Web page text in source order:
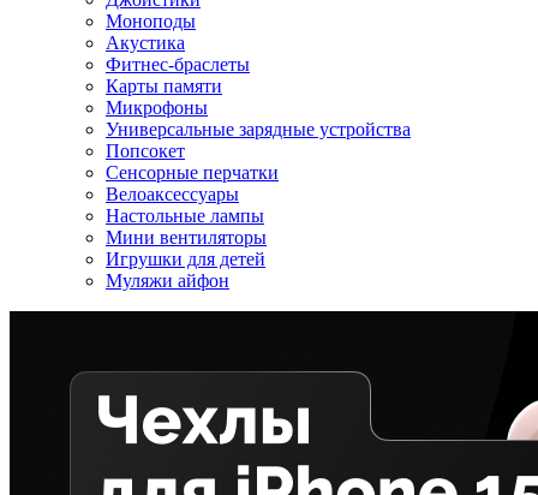
Моноподы
Акустика
Фитнес-браслеты
Карты памяти
Микрофоны
Универсальные зарядные устройства
Попсокет
Сенсорные перчатки
Велоаксессуары
Настольные лампы
Мини вентиляторы
Игрушки для детей
Муляжи айфон